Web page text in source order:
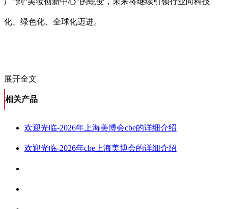
化、绿色化、全球化迈进。
展开全文
相关产品
欢迎光临-2026年上海美博会cbe的详细介绍
欢迎光临-2026年cbe上海美博会的详细介绍